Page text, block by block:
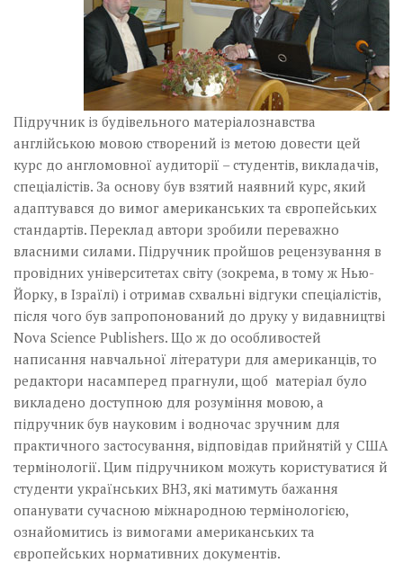
Підручник із будівельного­ матеріалознавства
англійською мовою створений із метою довести цей
курс до англомовної аудиторії – студентів, викладачів,
спеціалістів. За основу був взятий наявний курс, який
адаптувався до вимог американських та європейських
стандартів. Переклад автори зробили переважно
власними силами. Підручник пройшов рецензування в
провідних університетах світу (зокрема, в тому ж Нью-
Йорку, в Ізраїлі) і отримав схвальні відгуки спеціалістів,
після чого був запропонований до друку у видавництві
Nova Science Publishers. Що ж до особливостей
написання навчальної літератури для американців, то
редактори насамперед прагнули, щоб матеріал було
викладено доступною для розуміння мовою, а
підручник був науковим і водночас зручним для
практичного застосування, відповідав прийнятій у США
термінології. Цим підручником можуть користуватися й
студенти українських ВНЗ, які матимуть бажання
опанувати сучасною міжнародною термінологією,
ознайомитись із вимогами американських та
європейських нормативних документів.